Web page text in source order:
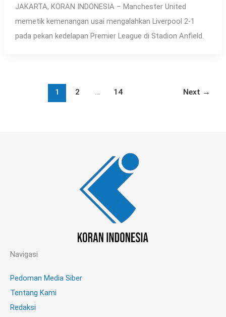
JAKARTA, KORAN INDONESIA – Manchester United
memetik kemenangan usai mengalahkan Liverpool 2-1
pada pekan kedelapan Premier League di Stadion Anfield.
1 2 … 14 Next →
Navigasi
Pedoman Media Siber
Tentang Kami
Redaksi